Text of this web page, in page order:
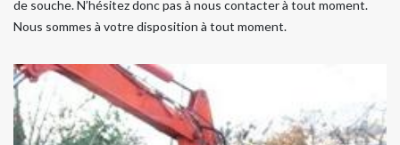
de souche. N’hésitez donc pas à nous contacter à tout moment.
Nous sommes à votre disposition à tout moment.